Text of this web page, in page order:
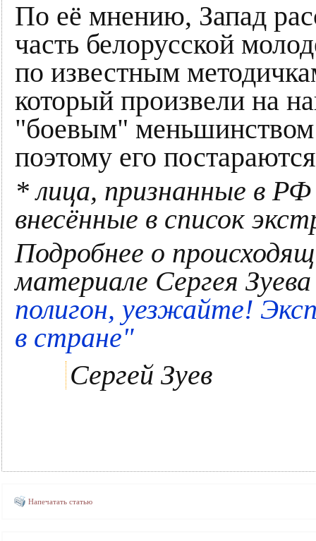
По её мнению, Запад
часть белорусской
по известным
который произвели на
"боевым"
поэтому его
* лица, признанные в
внесённые в список
Подробнее о
материале Сергея
полигон, уезжайте!
в стране"
Сергей Зуев
Напечатать статью